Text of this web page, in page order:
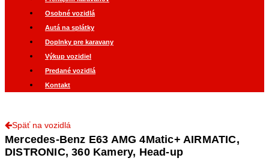
Osobné vozidlá
Autá na splátky
Doplnky pre karavany
Výkup vozidiel
Predané vozidlá
Kontakt
Späť na vozidlá
Mercedes-Benz E63 AMG 4Matic+ AIRMATIC,
DISTRONIC, 360 Kamery, Head-up